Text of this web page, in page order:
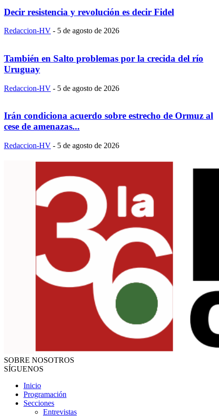
Decir resistencia y revolución es decir Fidel
Redaccion-HV - 5 de agosto de 2026
También en Salto problemas por la crecida del río
Uruguay
Redaccion-HV - 5 de agosto de 2026
Irán condiciona acuerdo sobre estrecho de Ormuz al
cese de amenazas...
Redaccion-HV - 5 de agosto de 2026
SOBRE NOSOTROS
SÍGUENOS
Inicio
Programación
Secciones
Entrevistas